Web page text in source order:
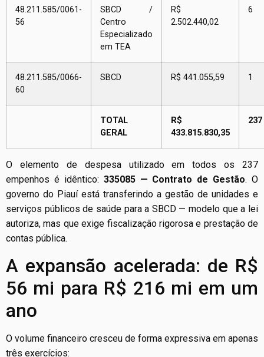
48.211.585/0061-
56
SBCD /
Centro
Especializado
em TEA
R$
2.502.440,02
6
48.211.585/0066-
60
SBCD R$ 441.055,59 1
TOTAL
GERAL
R$
433.815.830,35
237
O elemento de despesa utilizado em todos os 237
empenhos é idêntico: 335085 — Contrato de Gestão. O
governo do Piauí está transferindo a gestão de unidades e
serviços públicos de saúde para a SBCD — modelo que a lei
autoriza, mas que exige fiscalização rigorosa e prestação de
contas pública.
A expansão acelerada: de R$
56 mi para R$ 216 mi em um
ano
O volume financeiro cresceu de forma expressiva em apenas
três exercícios: